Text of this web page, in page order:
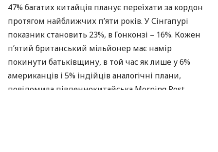
47% багатих китайців планує переїхати за кордон
протягом найближчих п’яти років. У Сінгапурі
показник становить 23%, в Гонконзі – 16%. Кожен
п’ятий британський мільйонер має намір
покинути батьківщину, в той час як лише у 6%
американців і 5% індійців аналогічні плани,
повідомила південнокитайська Morning Post.